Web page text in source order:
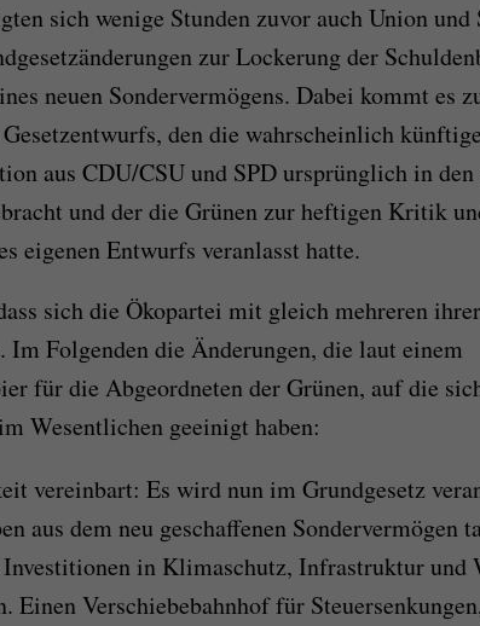
sich wenige Stunden zuvor auch Union und
zur Lockerung der
neuen Sondervermögens. Dabei kommt es
den die wahrscheinlich künftige
aus CDU/CSU und SPD ursprünglich in
und der die Grünen zur heftigen Kritik
eigenen Entwurfs veranlasst hatte.
sich die Ökopartei mit gleich mehreren
Im Folgenden die Änderungen, die laut einem
für die Abgeordneten der Grünen, auf die
Wesentlichen geeinigt haben:
vereinbart: Es wird nun im Grundgesetz
aus dem neu geschaffenen Sondervermögen
in Klimaschutz, Infrastruktur und
Einen Verschiebebahnhof für